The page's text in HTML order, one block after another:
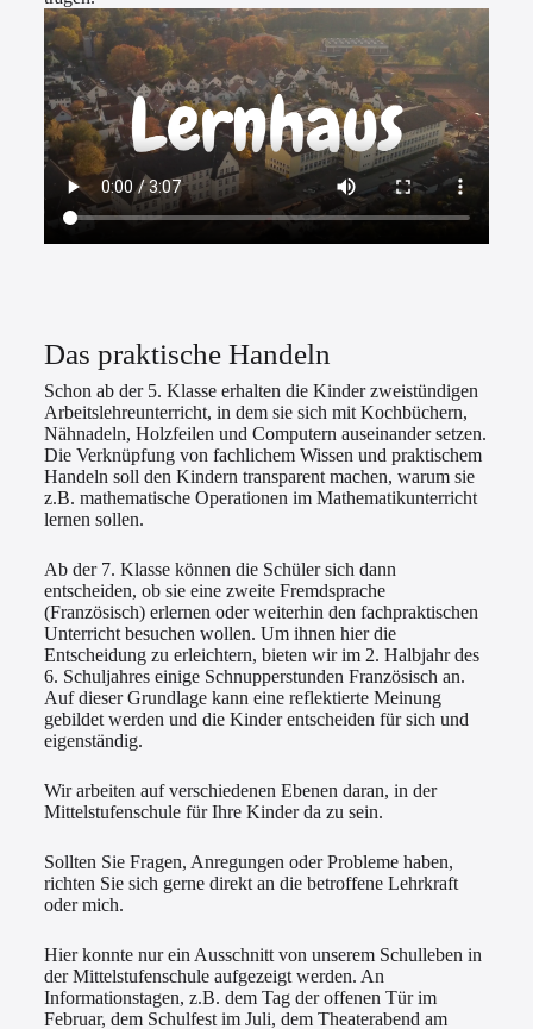
Das praktische Handeln
Schon ab der 5. Klasse erhalten die Kinder zweistündigen
Arbeitslehreunterricht, in dem sie sich mit Kochbüchern,
Nähnadeln, Holzfeilen und Computern auseinander setzen.
Die Verknüpfung von fachlichem Wissen und praktischem
Handeln soll den Kindern transparent machen, warum sie
z.B. mathematische Operationen im Mathematikunterricht
lernen sollen.
Ab der 7. Klasse können die Schüler sich dann
entscheiden, ob sie eine zweite Fremdsprache
(Französisch) erlernen oder weiterhin den fachpraktischen
Unterricht besuchen wollen. Um ihnen hier die
Entscheidung zu erleichtern, bieten wir im 2. Halbjahr des
6. Schuljahres einige Schnupperstunden Französisch an.
Auf dieser Grundlage kann eine reflektierte Meinung
gebildet werden und die Kinder entscheiden für sich und
eigenständig.
Wir arbeiten auf verschiedenen Ebenen daran, in der
Mittelstufenschule für Ihre Kinder da zu sein.
Sollten Sie Fragen, Anregungen oder Probleme haben,
richten Sie sich gerne direkt an die betroffene Lehrkraft
oder mich.
Hier konnte nur ein Ausschnitt von unserem Schulleben in
der Mittelstufenschule aufgezeigt werden. An
Informationstagen, z.B. dem Tag der offenen Tür im
Februar, dem Schulfest im Juli, dem Theaterabend am